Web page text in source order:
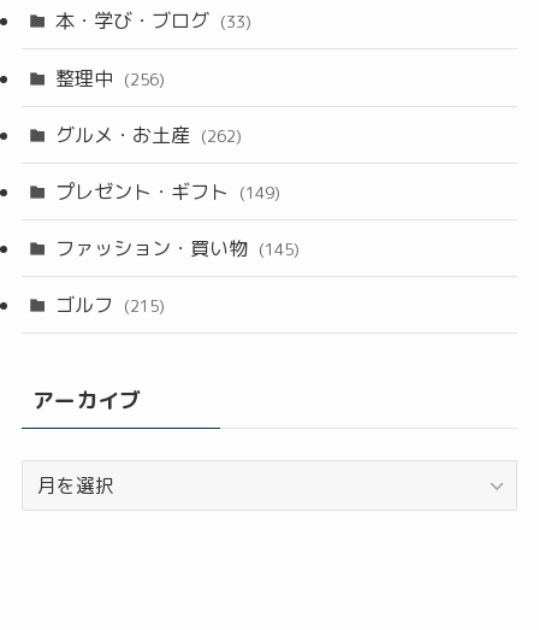
本・学び・ブログ (33)
整理中 (256)
グルメ・お土産 (262)
プレゼント・ギフト (149)
ファッション・買い物 (145)
ゴルフ (215)
アーカイブ
ー